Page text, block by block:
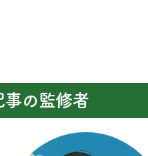
事の監修者